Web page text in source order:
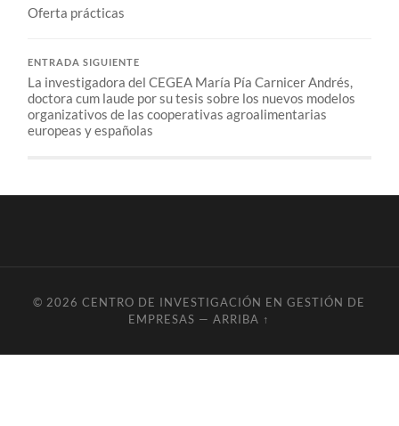
Oferta prácticas
ENTRADA SIGUIENTE
La investigadora del CEGEA María Pía Carnicer Andrés,
doctora cum laude por su tesis sobre los nuevos modelos
organizativos de las cooperativas agroalimentarias
europeas y españolas
© 2026CENTRO DE INVESTIGACIÓN EN GESTIÓN DE
EMPRESAS —ARRIBA ↑